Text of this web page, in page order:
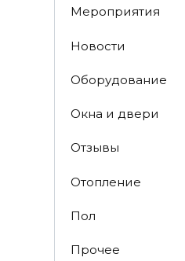
Мероприятия
Новости
Оборудование
Окна и двери
Отзывы
Отопление
Пол
Прочее